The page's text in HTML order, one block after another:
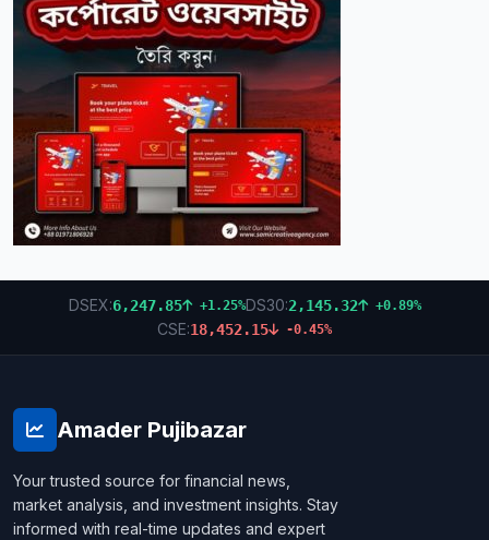
DSEX:6,247.85 +1.25%DS30:2,145.32 +0.89%
CSE:18,452.15 -0.45%
Amader Pujibazar
Your trusted source for financial news,
market analysis, and investment insights. Stay
informed with real-time updates and expert